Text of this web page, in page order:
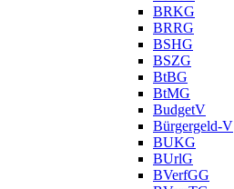
BRKG
BRRG
BSHG
BSZG
BtBG
BtMG
BudgetV
Bürgergeld-V
BUKG
BUrlG
BVerfGG